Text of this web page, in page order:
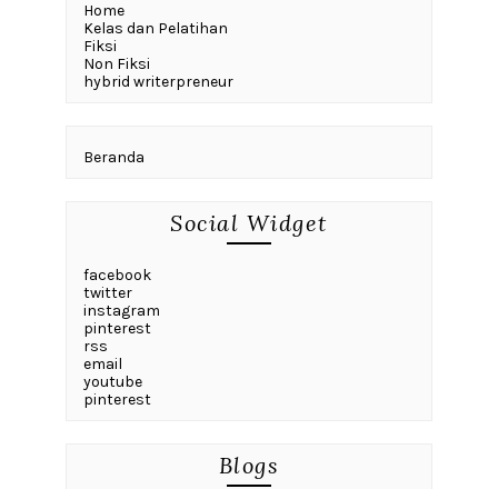
Home
Kelas dan Pelatihan
Fiksi
Non Fiksi
hybrid writerpreneur
Beranda
Social Widget
facebook
twitter
instagram
pinterest
rss
email
youtube
pinterest
Blogs